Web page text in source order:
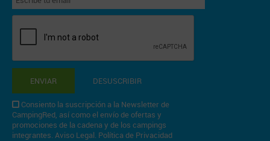
ENVIAR DESUSCRIBIR
Consiento la suscripción a la Newsletter de
CampingRed, así como el envío de ofertas y
promociones de la cadena y de los campings
integrantes. Aviso Legal. Política de Privacidad